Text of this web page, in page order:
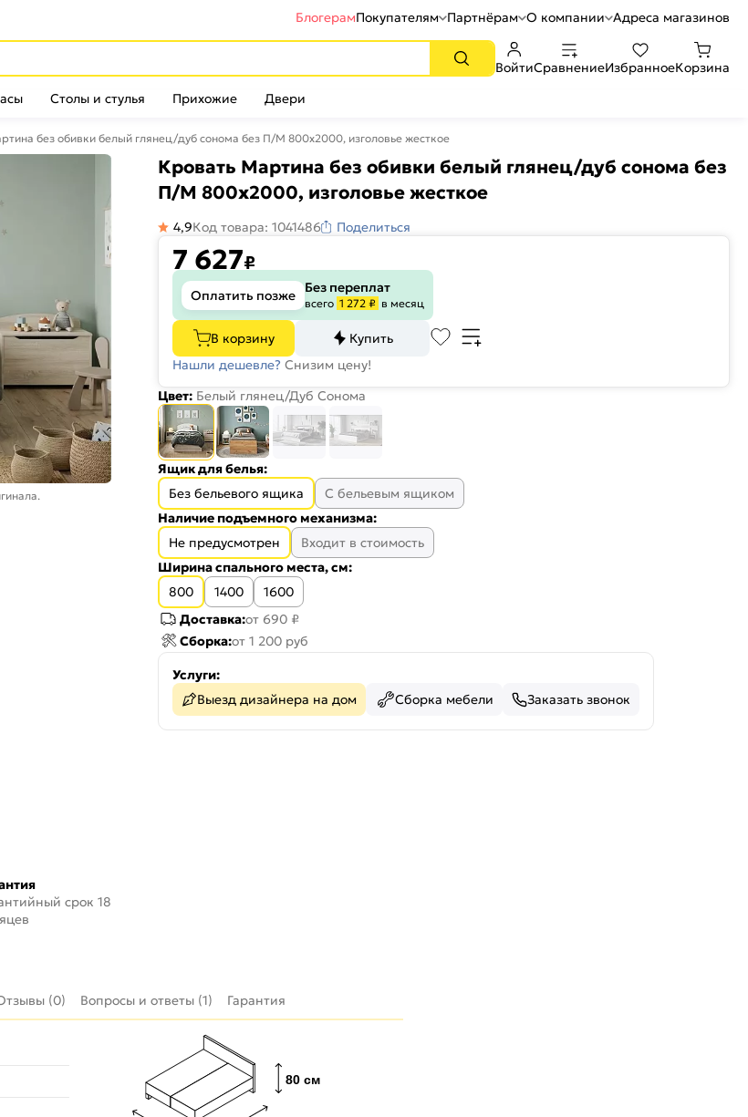
БлогерамПокупателям Партнёрам О компании Адреса магазинов
ВойтиСравнениеИзбранноеКорзина
Столы и стулья Прихожие Двери
без обивки белый глянец/дуб сонома без П/М 800x2000, изголовье жесткое
срок 18
Кровать Мартина без обивки белый глянец/дуб сонома без
П/М 800x2000, изголовье жесткое
4,9Код товара: 1041486 Поделиться
7 627₽
Оплатить позже Без переплат
всего 1 272 ₽ в месяц
В корзину
Купить
Нашли дешевле? Снизим цену!
Цвет: Белый глянец/Дуб Сонома
Ящик для белья:
Без бельевого ящика
С бельевым ящиком
Наличие подъемного механизма:
Не предусмотрен
Входит в стоимость
Ширина спального места, см:
800
1400
1600
Доставка:от 690 ₽
Сборка:от 1 200 руб
Услуги:
Выезд дизайнера на дом
Сборка мебели Заказать звонок
(0) Вопросы и ответы (1) Гарантия